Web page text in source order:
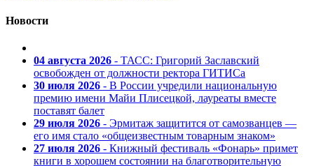
Новости
04 августа 2026 - ТАСС: Григорий Заславский
освобожден от должности ректора ГИТИСа
30 июля 2026 - В России учредили национальную
премию имени Майи Плисецкой, лауреаты вместе
поставят балет
29 июля 2026 - Эрмитаж защитится от самозванцев —
его имя стало «общеизвестным товарным знаком»
27 июля 2026 - Книжный фестиваль «Фонарь» примет
книги в хорошем состоянии на благотворительную